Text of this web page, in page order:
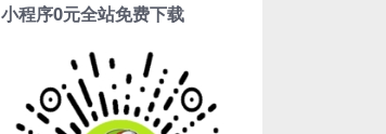
小程序0元全站免费下载